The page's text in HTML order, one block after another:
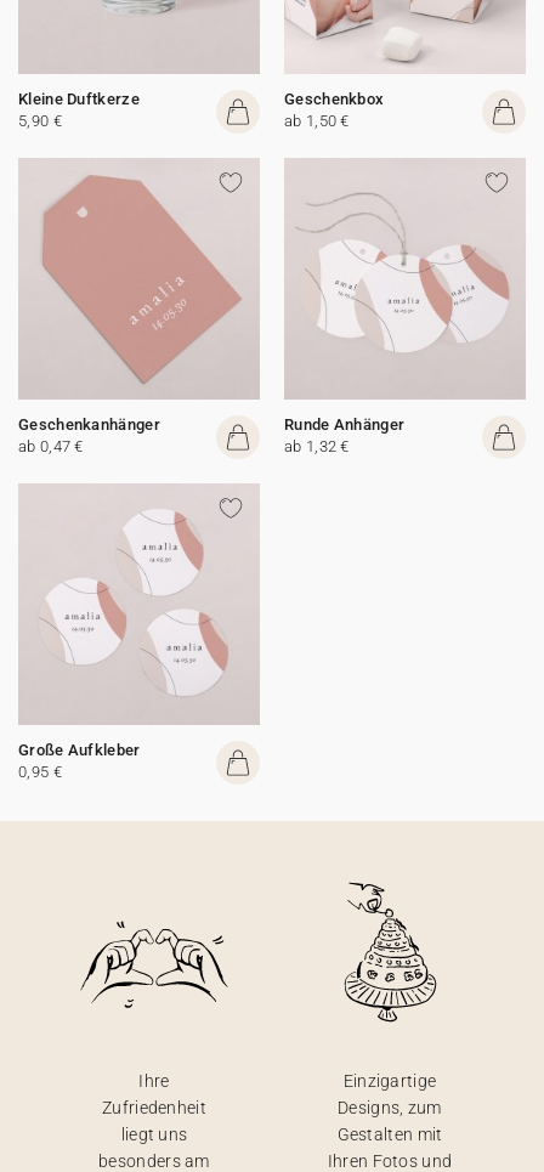
Kleine Duftkerze
5,90 €
Geschenkbox
ab 1,50 €
Geschenkanhänger
ab 0,47 €
Runde Anhänger
ab 1,32 €
Große Aufkleber
0,95 €
Ihre
Zufriedenheit
liegt uns
besonders am
Einzigartige
Designs, zum
Gestalten mit
Ihren Fotos und